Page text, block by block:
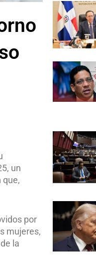
un
que,
por
mujeres,
la